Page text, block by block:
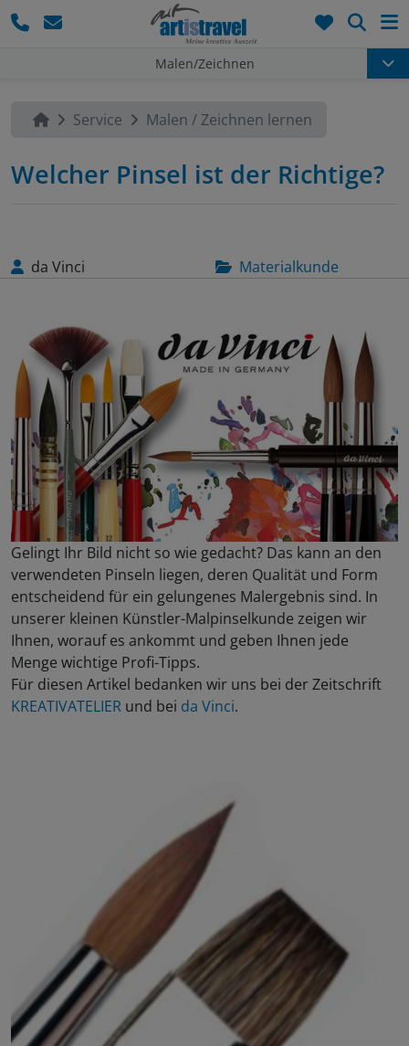
Malen/Zeichnen
Service Malen / Zeichnen lernen
Welcher Pinsel ist der Richtige?
da Vinci Materialkunde
Gelingt Ihr Bild nicht so wie gedacht? Das kann an den
verwendeten Pinseln liegen, deren Qualität und Form
entscheidend für ein gelungenes Malergebnis sind. In
unserer kleinen Künstler-Malpinselkunde zeigen wir
Ihnen, worauf es ankommt und geben Ihnen jede
Menge wichtige Profi-Tipps.
Für diesen Artikel bedanken wir uns bei der Zeitschrift
KREATIVATELIER und bei da Vinci.